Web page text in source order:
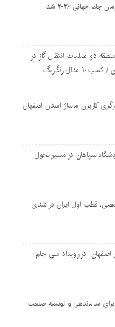
جام جهانی ۲۰۲۶ شد
دو عملیات انتقال گاز در
رنگارنگ
کاربران ماساژ استان اصفهان
سپاهان در مسیر تحول
مرکز تخصصی، قطب اول ایران در شنای
اصفهان در رویداد ملی جام
ساماندهی و توسعه صنعت